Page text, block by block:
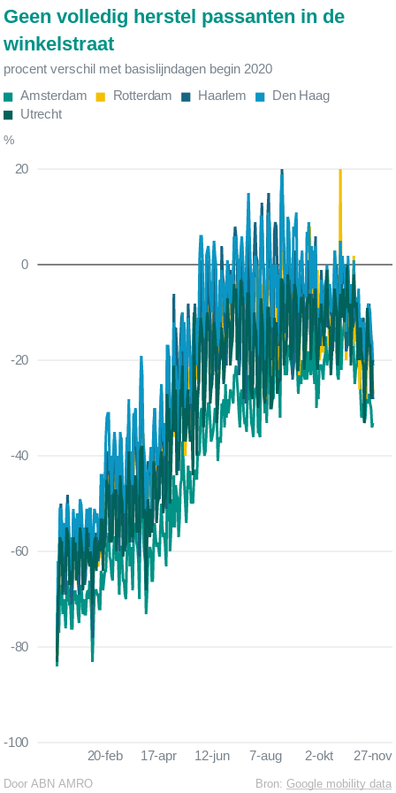
Geen volledig herstel passanten in de
winkelstraat
procent verschil met basislijndagen begin 2020
%
Amsterdam Rotterdam Haarlem
Den Haag
Utrecht
27-nov
2-okt
7-aug
12-jun
17-apr
20-feb
-100
-80
-60
-40
-20
0
20
Bron: Google mobility data
Door ABN AMRO